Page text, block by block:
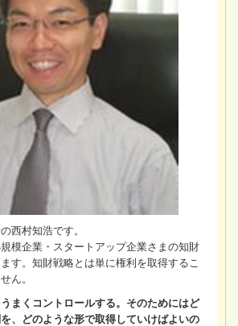
西村知浩です。
模企業・スタートアップ企業さまの知財
す。知財戦略とは単に権利を取得するこ
ん。
まくコントロールする。そのためにはど
、どのような形で取得していけばよいの